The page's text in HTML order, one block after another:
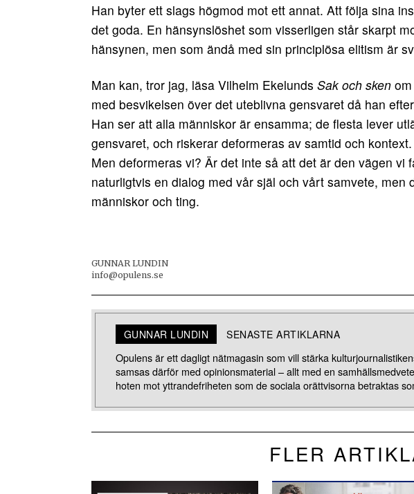
Han byter ett slags högmod mot ett annat. Att följa sina
det goda. En hänsynslöshet som visserligen står skarpt
hänsynen, men som ändå med sin princip­lösa elitism är
Man kan, tror jag, läsa Vilhelm Ekelunds Sak och sken
med besvikelsen över det uteblivna gensvaret då han
Han ser att alla människor är ensamma; de flesta lever
gensvaret, och riskerar deformeras av samtid och
Men deformeras vi? Är det inte så att det är den vägen vi
naturligtvis en dialog med vår själ och vårt samvete, men
människor och ting.
GUNNAR LUNDIN
info@opulens.se
GUNNAR LUNDIN SENASTE ARTIKLARNA
Opulens är ett dagligt nätmagasin som vill stärka
samsas därför med opinionsmaterial – allt med en
hoten mot yttrandefriheten som de sociala orättvisorna betraktas
FLER